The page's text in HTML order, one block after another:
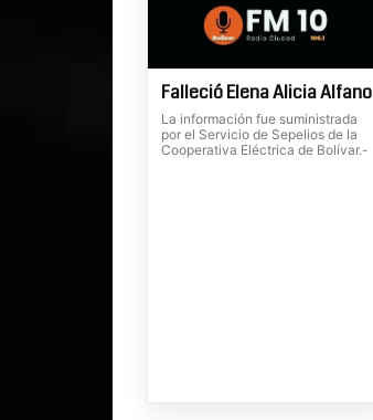
Falleció Elena Alicia Alfano
La información fue suministrada
por el Servicio de Sepelios de la
Cooperativa Eléctrica de Bolívar.-